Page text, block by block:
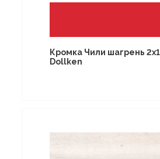
Кромка Чили шагрень
Dollken